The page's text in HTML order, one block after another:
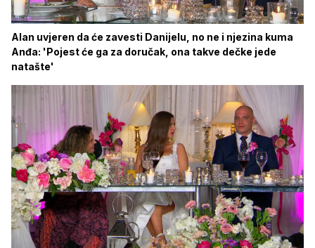
Alan uvjeren da će zavesti Danijelu, no ne i njezina kuma
Anđa: 'Pojest će ga za doručak, ona takve dečke jede
natašte'